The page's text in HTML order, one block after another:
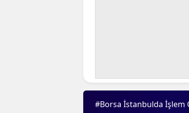
#Borsa İstanbulda İşlem